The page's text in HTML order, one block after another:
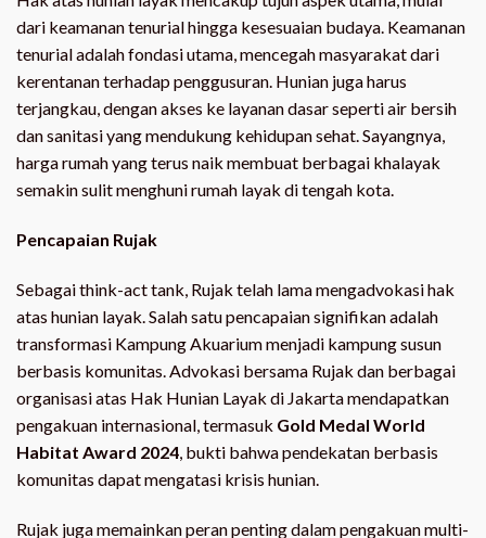
dari keamanan tenurial hingga kesesuaian budaya. Keamanan
tenurial adalah fondasi utama, mencegah masyarakat dari
kerentanan terhadap penggusuran. Hunian juga harus
terjangkau, dengan akses ke layanan dasar seperti air bersih
dan sanitasi yang mendukung kehidupan sehat. Sayangnya,
harga rumah yang terus naik membuat berbagai khalayak
semakin sulit menghuni rumah layak di tengah kota.
Pencapaian Rujak
Sebagai think-act tank, Rujak telah lama mengadvokasi hak
atas hunian layak. Salah satu pencapaian signifikan adalah
transformasi Kampung Akuarium menjadi kampung susun
berbasis komunitas. Advokasi bersama Rujak dan berbagai
organisasi atas Hak Hunian Layak di Jakarta mendapatkan
pengakuan internasional, termasuk Gold Medal World
Habitat Award 2024, bukti bahwa pendekatan berbasis
komunitas dapat mengatasi krisis hunian.
Rujak juga memainkan peran penting dalam pengakuan multi-